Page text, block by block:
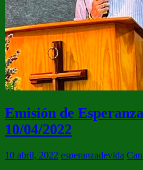
Emisión de
10/04/2022
10 abril, 2022 esperanzadevida